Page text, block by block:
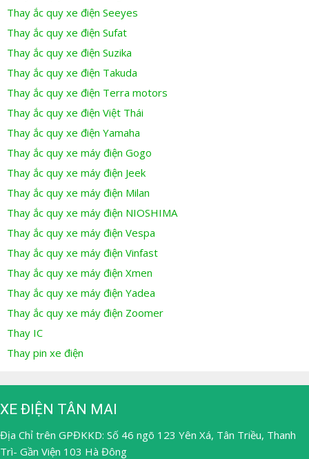
Thay ắc quy xe điện Seeyes
Thay ắc quy xe điện Sufat
Thay ắc quy xe điện Suzika
Thay ắc quy xe điện Takuda
Thay ắc quy xe điện Terra motors
Thay ắc quy xe điện Việt Thái
Thay ắc quy xe điện Yamaha
Thay ắc quy xe máy điện Gogo
Thay ắc quy xe máy điện Jeek
Thay ắc quy xe máy điện Milan
Thay ắc quy xe máy điện NIOSHIMA
Thay ắc quy xe máy điện Vespa
Thay ắc quy xe máy điện Vinfast
Thay ắc quy xe máy điện Xmen
Thay ắc quy xe máy điện Yadea
Thay ắc quy xe máy điện Zoomer
Thay IC
Thay pin xe điện
XE ĐIỆN TÂN MAI
Địa Chỉ trên GPĐKKD: Số 46 ngõ 123 Yên Xá, Tân Triều, Thanh
Trì- Gần Viện 103 Hà Đông